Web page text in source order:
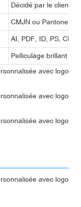
Décidé par le client
CMJN ou Pantone
AI, PDF, ID, PS, CDR
Pelliculage brillant ou